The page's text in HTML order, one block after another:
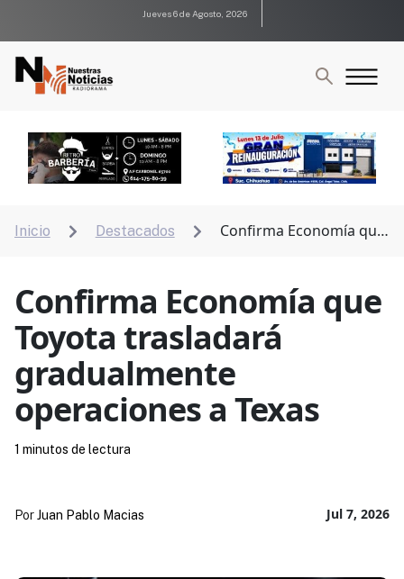
Jueves 6 de Agosto, 2026
Inicio  Destacados 
Confirma Economía que
Confirma Economía que
Toyota trasladará
gradualmente
operaciones a Texas
Jul 7, 2026
PorJuan Pablo Macias
1 minutos de lectura